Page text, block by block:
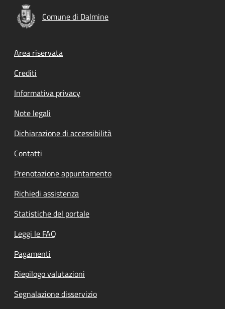
Comune di Dalmine
Footer menu
Area riservata
Crediti
Informativa privacy
Note legali
Dichiarazione di accessibilità
Contatti
Prenotazione appuntamento
Richiedi assistenza
Statistiche del portale
Leggi le FAQ
Pagamenti
Riepilogo valutazioni
Segnalazione disservizio